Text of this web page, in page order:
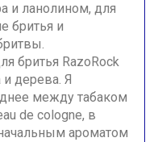
и ланолином, для
бритья и
бритья RazoRock
и дерева. Я
между табаком
de cologne, в
ароматом